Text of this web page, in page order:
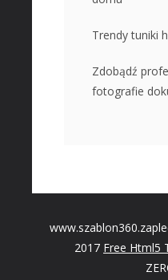
Trendy tuniki
Zdobądź
fotografie
2017 Free Html5